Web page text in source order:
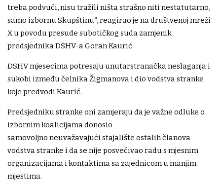
treba podvući, nisu tražili ništa strašno niti nestatutarno,
samo izbornu Skupštinu“, reagirao je na društvenoj mreži
X u povodu presude subotičkog suda zamjenik
predsjednika DSHV-a Goran Kaurić.
DSHV mjesecima potresaju unutarstranačka neslaganja i
sukobi između čelnika Žigmanova i dio vodstva stranke
koje predvodi Kaurić.
Predsjedniku stranke oni zamjeraju da je važne odluke o
izbornim koalicijama donosio
samovoljno neuvažavajući stajalište ostalih članova
vodstva stranke i da se nije posvećivao radu s mjesnim
organizacijama i kontaktima sa zajednicom u manjim
mjestima.